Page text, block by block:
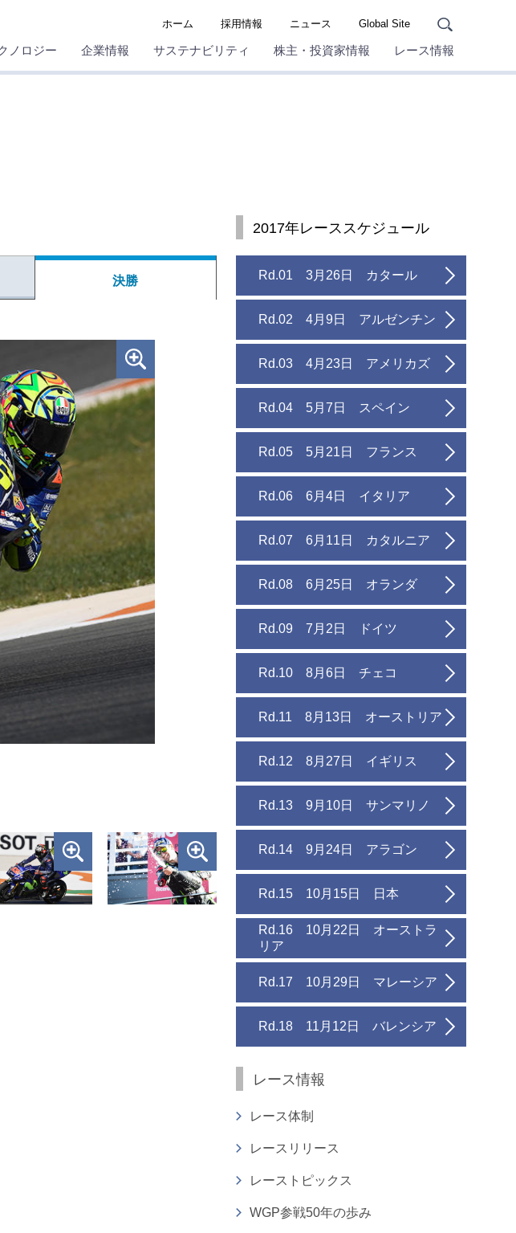
ホーム 採用情報 ニュース Global Site
ノロジー 企業情報 サステナビリティ 株主・投資家情報 レース情報
決勝
2017年レーススケジュール
Rd.01 3月26日 カタール
Rd.02 4月9日 アルゼンチン
Rd.03 4月23日 アメリカズ
Rd.04 5月7日 スペイン
Rd.05 5月21日 フランス
Rd.06 6月4日 イタリア
Rd.07 6月11日 カタルニア
Rd.08 6月25日 オランダ
Rd.09 7月2日 ドイツ
Rd.10 8月6日 チェコ
Rd.11 8月13日 オーストリア
Rd.12 8月27日 イギリス
Rd.13 9月10日 サンマリノ
Rd.14 9月24日 アラゴン
Rd.15 10月15日 日本
Rd.16 10月22日 オーストラ
リア
Rd.17 10月29日 マレーシア
Rd.18 11月12日 バレンシア
レース情報
レース体制
レースリリース
レーストピックス
WGP参戦50年の歩み